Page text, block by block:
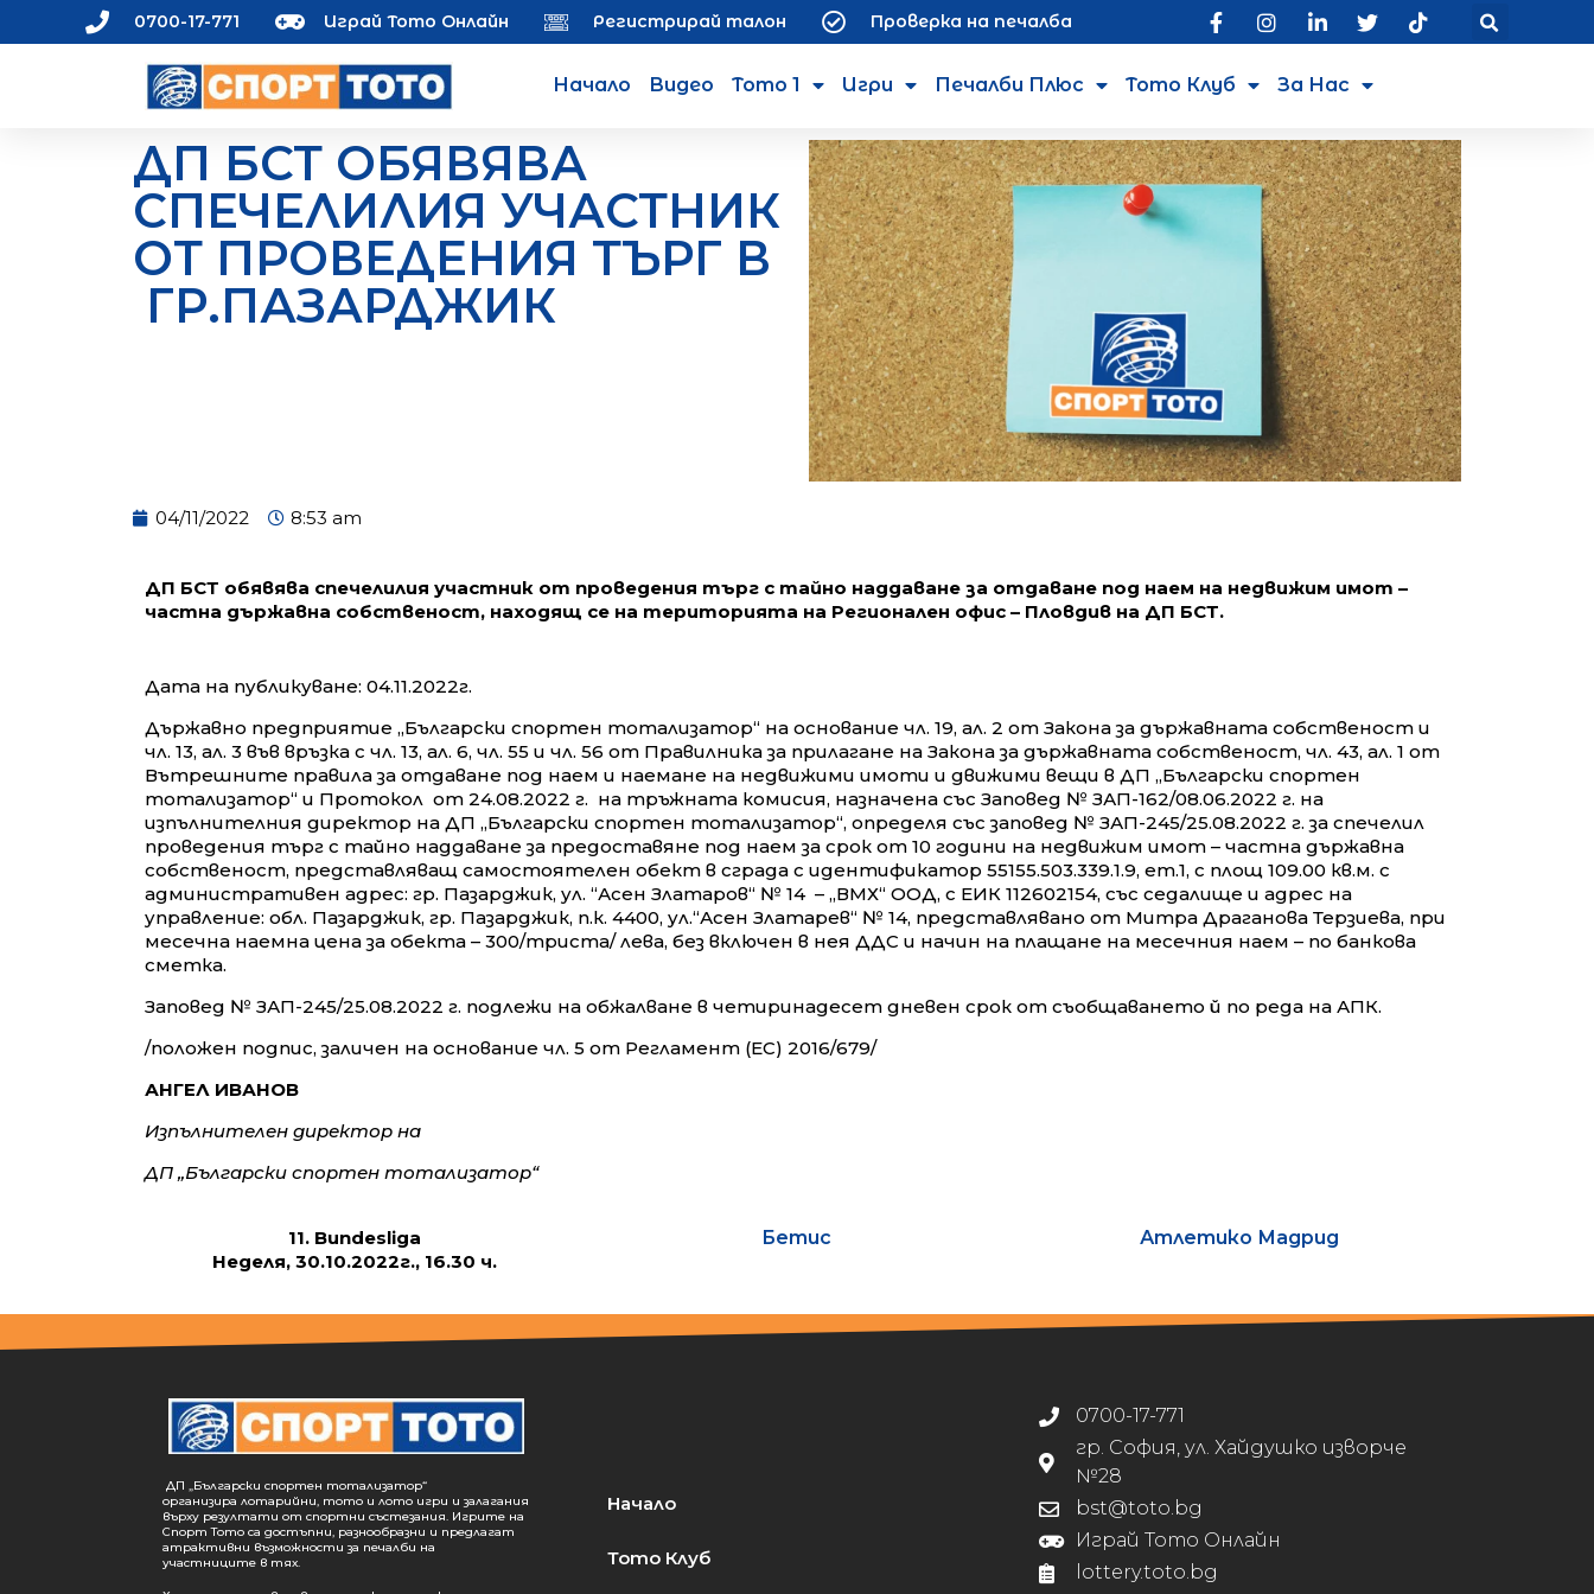
0700-17-771 Играй Тото Онлайн Регистрирай талон Проверка на печалба
Начало Видео Тото 1 Игри Печалби Плюс Тото Клуб За Нас
ДП БСТ ОБЯВЯВА
СПЕЧЕЛИЛИЯ УЧАСТНИК
ОТ ПРОВЕДЕНИЯ ТЪРГ В
ГР.ПАЗАРДЖИК
04/11/2022 8:53 am
ДП БСТ обявява спечелилия участник от проведения търг с тайно наддаване за отдаване под наем на недвижим имот –
частна държавна собственост, находящ се на територията на Регионален офис – Пловдив на ДП БСТ.
Дата на публикуване: 04.11.2022г.
Държавно предприятие „Български спортен тотализатор“ на основание чл. 19, ал. 2 от Закона за държавната собственост и
чл. 13, ал. 3 във връзка с чл. 13, ал. 6, чл. 55 и чл. 56 от Правилника за прилагане на Закона за държавната собственост, чл. 43, ал. 1 от
Вътрешните правила за отдаване под наем и наемане на недвижими имоти и движими вещи в ДП „Български спортен
тотализатор“ и Протокол от 24.08.2022 г. на тръжната комисия, назначена със Заповед № ЗАП-162/08.06.2022 г. на
изпълнителния директор на ДП „Български спортен тотализатор“, определя със заповед № ЗАП-245/25.08.2022 г. за спечелил
проведения търг с тайно наддаване за предоставяне под наем за срок от 10 години на недвижим имот – частна държавна
собственост, представляващ самостоятелен обект в сграда с идентификатор 55155.503.339.1.9, ет.1, с площ 109.00 кв.м. с
административен адрес: гр. Пазарджик, ул. “Асен Златаров“ № 14 – „ВМХ“ ООД, с ЕИК 112602154, със седалище и адрес на
управление: обл. Пазарджик, гр. Пазарджик, п.к. 4400, ул.“Асен Златарeв“ № 14, представлявано от Митра Драганова Терзиева, при
месечна наемна цена за обекта – 300/триста/ лева, без включен в нея ДДС и начин на плащане на месечния наем – по банкова
сметка.
Заповед № ЗАП-245/25.08.2022 г. подлежи на обжалване в четиринадесет дневен срок от съобщаването й по реда на АПК.
/положен подпис, заличен на основание чл. 5 от Регламент (ЕС) 2016/679/
АНГЕЛ ИВАНОВ
Изпълнителен директор на
ДП „Български спортен тотализатор“
11. Bundesliga
Неделя, 30.10.2022г., 16.30 ч.
Бетис Атлетико Мадрид
ДП „Български спортен тотализатор“
организира лотарийни, тото и лото игри и залагания
върху резултати от спортни състезания. Игрите на
Спорт Тото са достъпни, разнообразни и предлагат
атрактивни възможности за печалби на
участниците в тях.
Начало
Тото Клуб
0700-17-771
гр. София, ул. Хайдушко изворче
№28
bst@toto.bg
Играй Тото Онлайн
lottery.toto.bg